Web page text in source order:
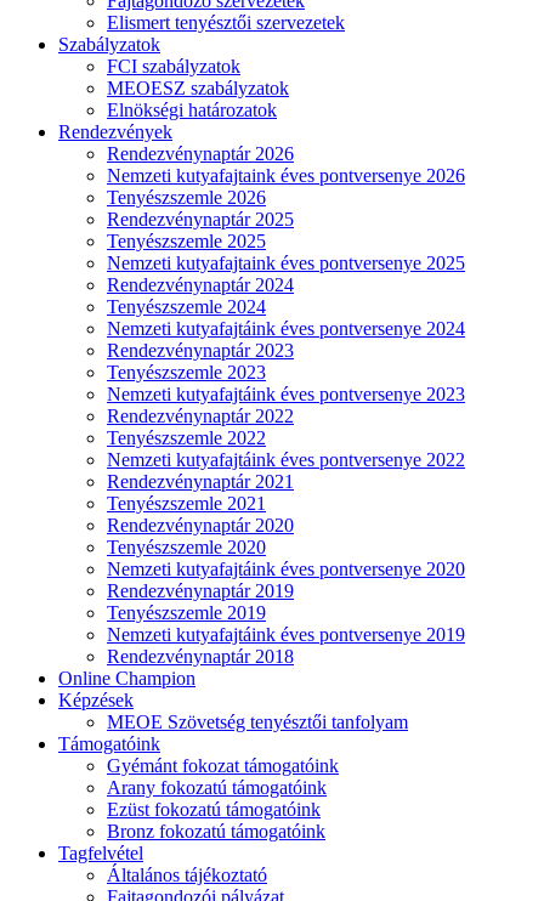
Elismert tenyésztői szervezetek
Szabályzatok
FCI szabályzatok
MEOESZ szabályzatok
Elnökségi határozatok
Rendezvények
Rendezvénynaptár 2026
Nemzeti kutyafajtaink éves pontversenye 2026
Tenyészszemle 2026
Rendezvénynaptár 2025
Tenyészszemle 2025
Nemzeti kutyafajtaink éves pontversenye 2025
Rendezvénynaptár 2024
Tenyészszemle 2024
Nemzeti kutyafajtáink éves pontversenye 2024
Rendezvénynaptár 2023
Tenyészszemle 2023
Nemzeti kutyafajtáink éves pontversenye 2023
Rendezvénynaptár 2022
Tenyészszemle 2022
Nemzeti kutyafajtáink éves pontversenye 2022
Rendezvénynaptár 2021
Tenyészszemle 2021
Rendezvénynaptár 2020
Tenyészszemle 2020
Nemzeti kutyafajtáink éves pontversenye 2020
Rendezvénynaptár 2019
Tenyészszemle 2019
Nemzeti kutyafajtáink éves pontversenye 2019
Rendezvénynaptár 2018
Online Champion
Képzések
MEOE Szövetség tenyésztői tanfolyam
Támogatóink
Gyémánt fokozat támogatóink
Arany fokozatú támogatóink
Ezüst fokozatú támogatóink
Bronz fokozatú támogatóink
Tagfelvétel
Általános tájékoztató
Fajtagondozói pályázat